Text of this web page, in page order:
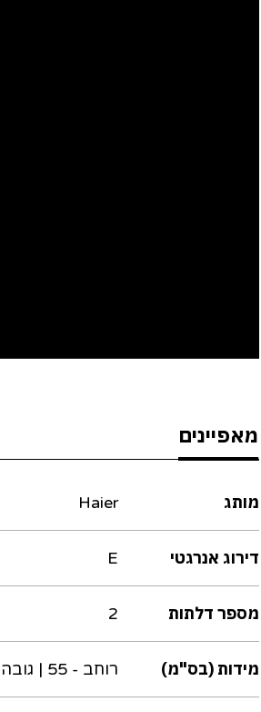
מאפיינים
מותג Haier
דירוג אנרגטי E
מספר דלתות 2
מידות (בס"מ) רוחב - 55 | גובה - 143 | עומק - 58